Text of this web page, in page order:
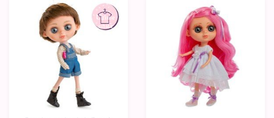
Ultime
unità